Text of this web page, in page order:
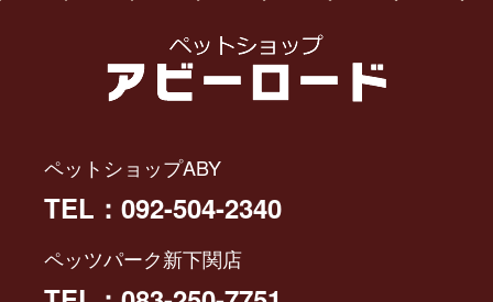
ペットショップABY
TEL：092-504-2340
ペッツパーク新下関店